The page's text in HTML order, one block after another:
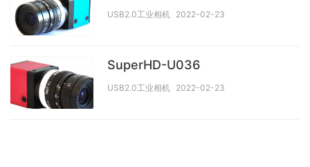
USB2.0工业相机 2022-02-23
SuperHD-U036
USB2.0工业相机 2022-02-23